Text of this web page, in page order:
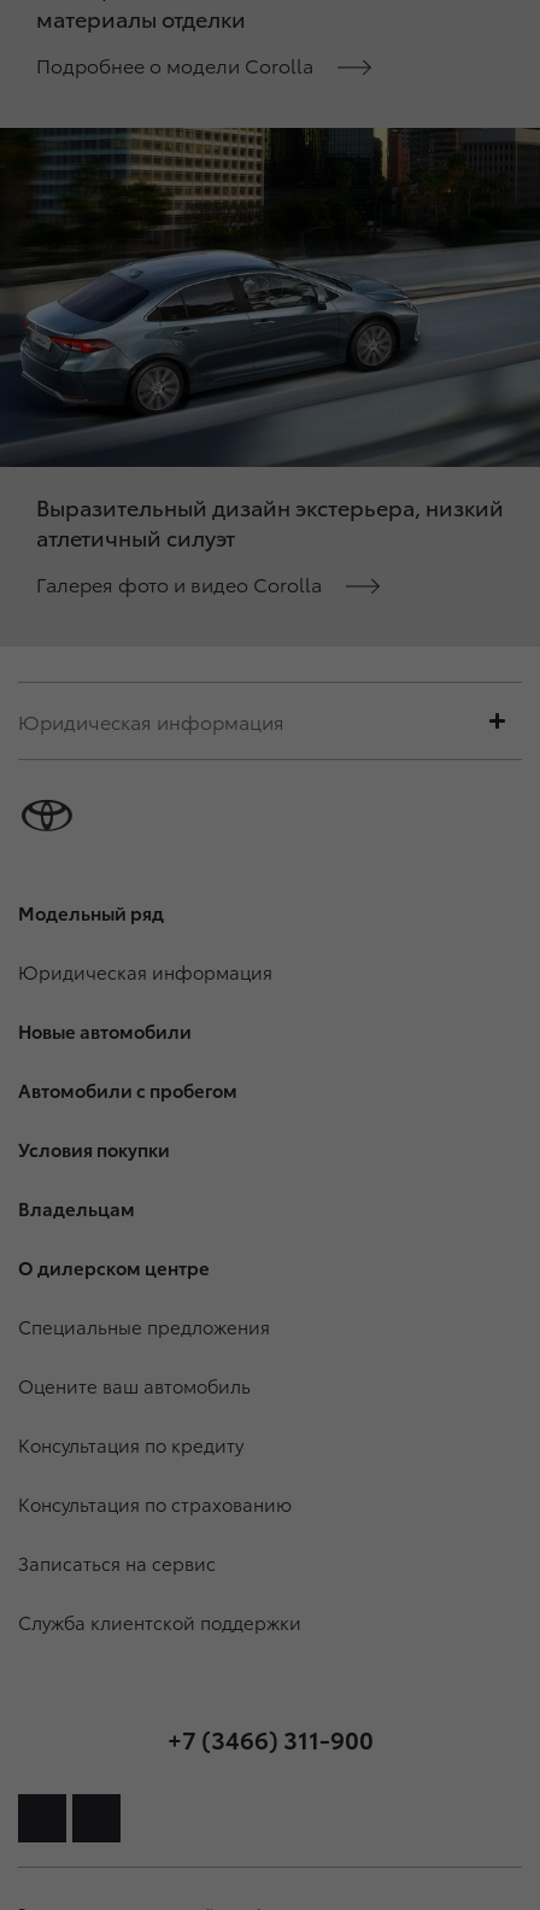
материалы отделки
Подробнее о модели Corolla
Выразительный дизайн экстерьера, низкий
атлетичный силуэт
Галерея фото и видео Corolla
Юридическая информация
Модельный ряд
Юридическая информация
Новые автомобили
Автомобили с пробегом
Условия покупки
Владельцам
О дилерском центре
Специальные предложения
Оцените ваш автомобиль
Консультация по кредиту
Консультация по страхованию
Записаться на сервис
Служба клиентской поддержки
+7 (3466) 311-900